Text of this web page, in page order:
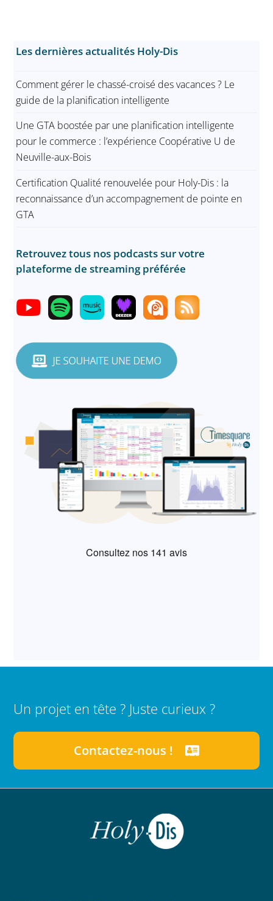
Les dernières actualités Holy-Dis
Comment gérer le chassé-croisé des vacances ? Le
guide de la planification intelligente
Une GTA boostée par une planification intelligente
pour le commerce : l’expérience Coopérative U de
Neuville-aux-Bois
Certification Qualité renouvelée pour Holy-Dis : la
reconnaissance d’un accompagnement de pointe en
GTA
Retrouvez tous nos podcasts sur votre
plateforme de streaming préférée
Un projet en tête ? Juste curieux ?
Contactez-nous !